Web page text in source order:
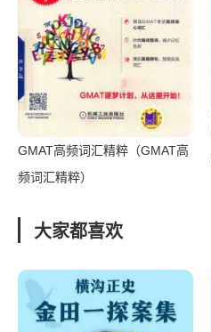
GMAT高频词汇精粹（GMAT高
频词汇精粹）
大家都喜欢